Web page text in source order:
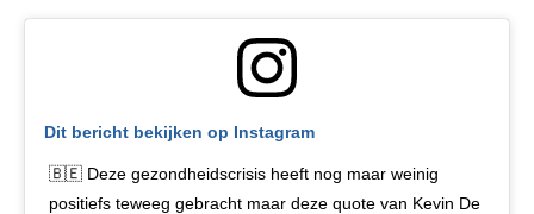
Dit bericht bekijken op Instagram
🇧🇪 Deze gezondheidscrisis heeft nog maar weinig
positiefs teweeg gebracht maar deze quote van Kevin De